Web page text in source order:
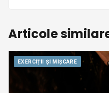
Articole
EXERCIȚII ȘI MIȘCARE